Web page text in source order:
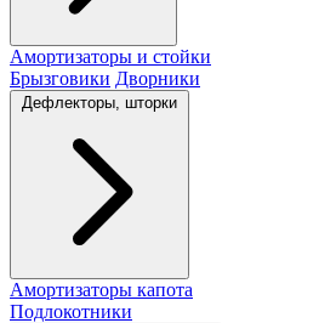
Амортизаторы и стойки
Брызговики Дворники
Дефлекторы, шторки
Амортизаторы капота
Подлокотники